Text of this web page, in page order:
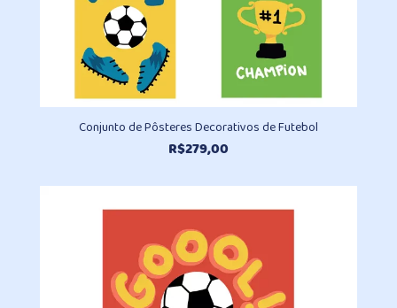
Conjunto de Pôsteres Decorativos de Futebol
R$279,00